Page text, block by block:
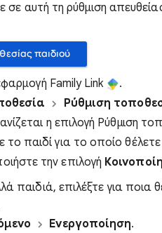
σε αυτή τη ρύθμιση
παιδιού
Family Link
.
Ρύθμιση
η επιλογή Ρύθμιση
το παιδί για το οποίο
την επιλογή
παιδιά, επιλέξτε για ποια
Ενεργοποίηση.